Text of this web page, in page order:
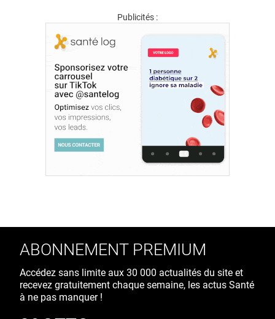
Publicités :
ABONNEMENT PREMIUM
Accédez sans limite aux 30 000 actualités du site et
recevez gratuitement chaque semaine, les actus Santé
à ne pas manquer !